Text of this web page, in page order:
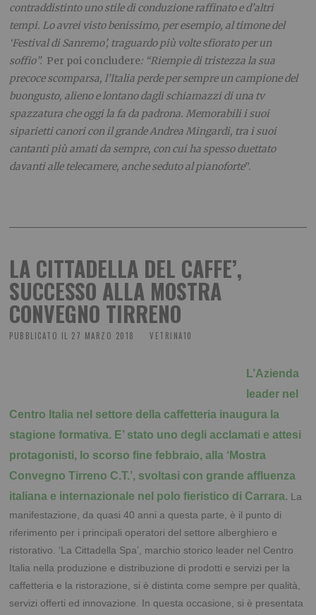
contraddistinto uno stile di conduzione raffinato e d’altri
tempi. Lo avrei visto benissimo, per esempio, al timone del
‘Festival di Sanremo’, traguardo più volte sfiorato per un
soffio”. Per poi concludere: “Riempie di tristezza la sua
precoce scomparsa, l’Italia perde per sempre un campione del
buongusto, alieno e lontano dagli schiamazzi di una tv
spazzatura che oggi la fa da padrona. Memorabili i suoi
siparietti canori con il grande Andrea Mingardi, tra i suoi
cantanti più amati da sempre, con cui ha spesso duettato
davanti alle telecamere, anche seduto al pianoforte”.
LA CITTADELLA DEL CAFFE’,
SUCCESSO ALLA MOSTRA
CONVEGNO TIRRENO
PUBBLICATO IL 27 MARZO 2018 VETRINA10
L’Azienda
leader nel
Centro Italia nel settore della caffetteria inaugura la
stagione formativa. E’ stato uno degli acclamati e attesi
protagonisti, lo scorso fine febbraio, alla ‘Mostra
Convegno Tirreno C.T.’, svoltasi con grande affluenza
italiana e internazionale nel polo fieristico di Carrara. La
manifestazione, da quasi 40 anni a questa parte, è il punto di
riferimento per i principali operatori del settore alberghiero e
ristorativo. ‘La Cittadella Spa’, marchio storico leader nel Centro
Italia nella produzione e distribuzione di prodotti e servizi per la
caffetteria e la ristorazione, si è distinta come sempre per qualità,
servizi offerti ed innovazione. In questa occasione, si è presentata